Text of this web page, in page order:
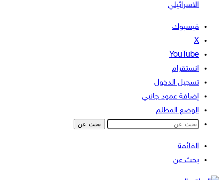
الاسرائيلي
فيسبوك
‫X
‫YouTube
انستقرام
تسجيل الدخول
إضافة عمود جانبي
الوضع المظلم
بحث عن
القائمة
بحث عن